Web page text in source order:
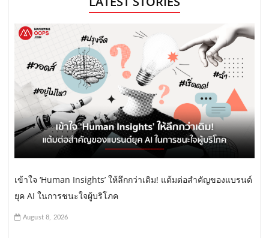
เข้าใจ ‘Human Insights’ ให้ลึกกว่าเดิม! แต้มต่อสำคัญของแบรนด์
ยุค AI ในการชนะใจผู้บริโภค
August 8, 2026